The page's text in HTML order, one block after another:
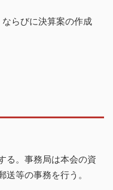
らびに決算案の作成
る。事務局は本会の資
等の事務を行う。